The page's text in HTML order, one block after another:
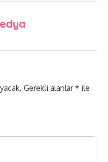
Gerekli alanlar* ile